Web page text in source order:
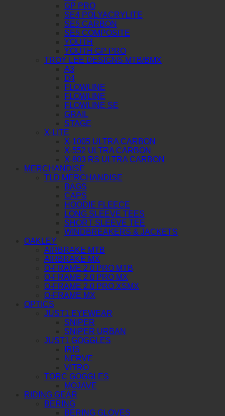
GP PRO
SE4 POLYACRYLITE
SE5 CARBON
SE5 COMPOSITE
YOUTH
YOUTH GP PRO
TROY LEE DESIGNS MTB/BMX
A3
D4
FLOWLINE
FLOWLINE
FLOWLINE SE
GRAIL
STAGE
X-LITE
X-1005 ULTRA CARBON
X-552 ULTRA CARBON
X-803 RS ULTRA CARBON
MERCHANDISE
TLD MERCHANDISE
BAGS
CAPS
HOODIE FLEECE
LONG SLEEVE TEES
SHORT SLEEVE TEE
WINDBREAKERS & JACKETS
OAKLEY
AIRBRAKE MTB
AIRBRAKE MX
O-FRAME 2.0 PRO MTB
O-FRAME 2.0 PRO MX
O-FRAME 2.0 PRO XSMX
O-FRAME MX
OPTICS
JUST1 EYEWEAR
SNIPER
SNIPER URBAN
JUST1 GOGGLES
IRIS
NERVE
VITRO
TORC GOGGLES
MOJAVE
RIDING GEAR
BERING
BERING GLOVES